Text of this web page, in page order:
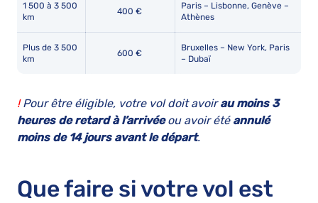
1 500 à 3 500
km
400 €
Paris – Lisbonne, Genève –
Athènes
Plus de 3 500
km
600 €
Bruxelles – New York, Paris
– Dubaï
!Pour être éligible, votre vol doit avoirau moins 3
heures de retard à l’arrivéeou avoir été annulé
moins de 14 jours avant le départ.
Que faire si votre vol est